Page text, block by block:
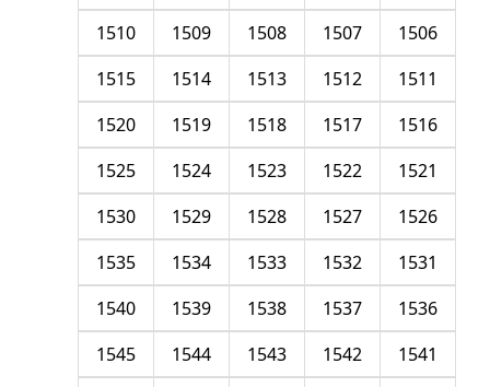
1506
1507
1508
1509
1510
1511
1512
1513
1514
1515
1516
1517
1518
1519
1520
1521
1522
1523
1524
1525
1526
1527
1528
1529
1530
1531
1532
1533
1534
1535
1536
1537
1538
1539
1540
1541
1542
1543
1544
1545